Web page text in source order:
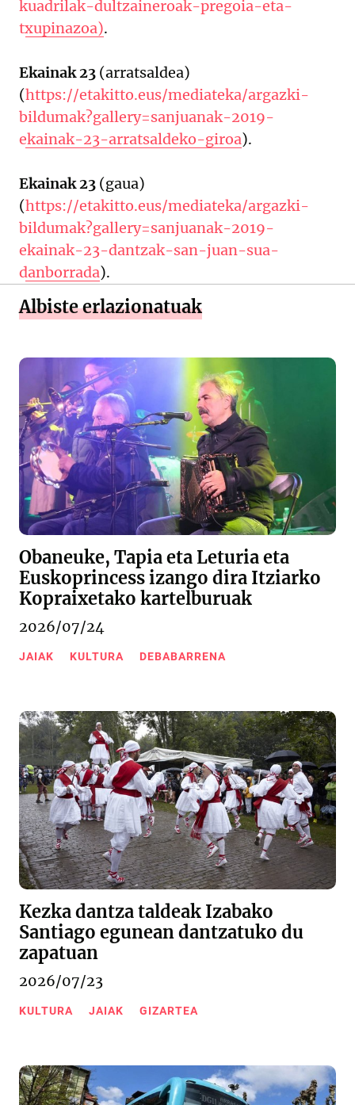
kuadrilak-dultzaineroak-pregoia-eta-
txupinazoa).
Ekainak 23 (arratsaldea)
(https://etakitto.eus/mediateka/argazki-
bildumak?gallery=sanjuanak-2019-
ekainak-23-arratsaldeko-giroa).
Ekainak 23 (gaua)
(https://etakitto.eus/mediateka/argazki-
bildumak?gallery=sanjuanak-2019-
ekainak-23-dantzak-san-juan-sua-
danborrada).
Albiste erlazionatuak
Obaneuke, Tapia eta Leturia eta
Euskoprincess izango dira Itziarko
Kopraixetako kartelburuak
2026/07/24
JAIAK KULTURA DEBABARRENA
Kezka dantza taldeak Izabako
Santiago egunean dantzatuko du
zapatuan
2026/07/23
KULTURA JAIAK GIZARTEA